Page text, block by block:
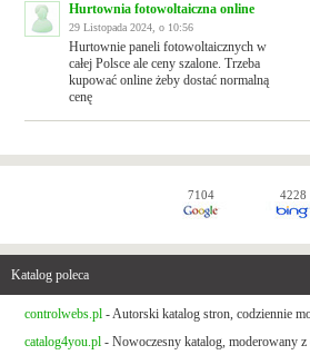
Hurtownia fotowoltaiczna online
29 Listopada 2024, o 10:56
Hurtownie paneli fotowoltaicznych w
całej Polsce ale ceny szalone. Trzeba
kupować online żeby dostać normalną
cenę
7104 4228
Katalog poleca
controlwebs.pl - Autorski katalog stron, codziennie
catalog4you.pl - Nowoczesny katalog, moderowany z